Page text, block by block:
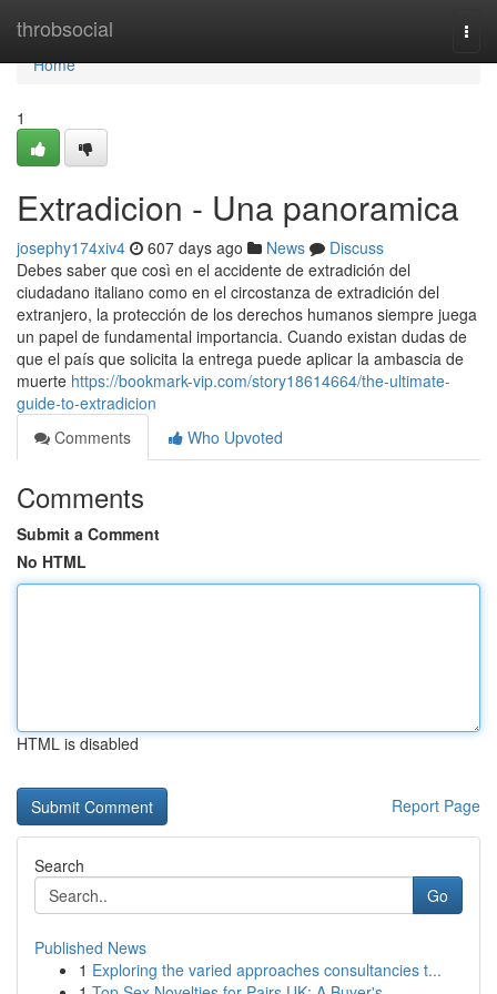
throbsocial
Home
Home
1
Extradicion - Una panoramica
josephy174xiv4 607 days ago News
Discuss
Debes saber que così en el accidente de extradición del
ciudadano italiano como en el circostanza de extradición del
extranjero, la protección de los derechos humanos siempre juega
un papel de fundamental importancia. Cuando existan dudas de
que el país que solicita la entrega puede aplicar la ambascia de
muerte https://bookmark-vip.com/story18614664/the-ultimate-
guide-to-extradicion
Comments
Who Upvoted
Comments
Submit a Comment
No HTML
HTML is disabled
Report Page
Search
Go
Published News
1 Exploring the varied approaches consultancies t...